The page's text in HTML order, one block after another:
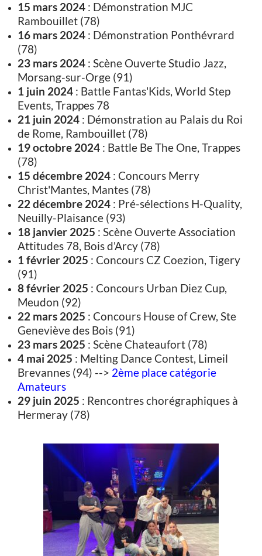
15 mars 2024 : Démonstration MJC
Rambouillet (78)
16 mars 2024 : Démonstration Ponthévrard
(78)
23 mars 2024 : Scène Ouverte Studio Jazz,
Morsang-sur-Orge (91)
1 juin 2024 : Battle Fantas'Kids, World Step
Events, Trappes 78
21 juin 2024 : Démonstration au Palais du Roi
de Rome, Rambouillet (78)
19 octobre 2024 : Battle Be The One, Trappes
(78)
15 décembre 2024 : Concours Merry
Christ'Mantes, Mantes (78)
22 décembre 2024 : Pré-sélections H-Quality,
Neuilly-Plaisance (93)
18 janvier 2025 : Scène Ouverte Association
Attitudes 78, Bois d'Arcy (78)
1 février 2025 : Concours CZ Coezion, Tigery
(91)
8 février 2025 : Concours Urban Diez Cup,
Meudon (92)
22 mars 2025 : Concours House of Crew, Ste
Geneviève des Bois (91)
23 mars 2025 : Scène Chateaufort (78)
4 mai 2025 : Melting Dance Contest, Limeil
Brevannes (94) --> 2ème place catégorie
Amateurs
29 juin 2025 : Rencontres chorégraphiques à
Hermeray (78)